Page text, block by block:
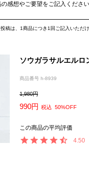
感想やご要望をご記入ください
稿は、1商品につき1回ご記入いただけ
ソウガラサルエルロ
商品番号 h-8939
1,980
990 税込 50%OFF
4.50